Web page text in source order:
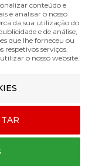
conteúdo e
e analisar o nosso
da sua utilização do
e de análise,
que lhe forneceu ou
respetivos serviços.
o nosso website.